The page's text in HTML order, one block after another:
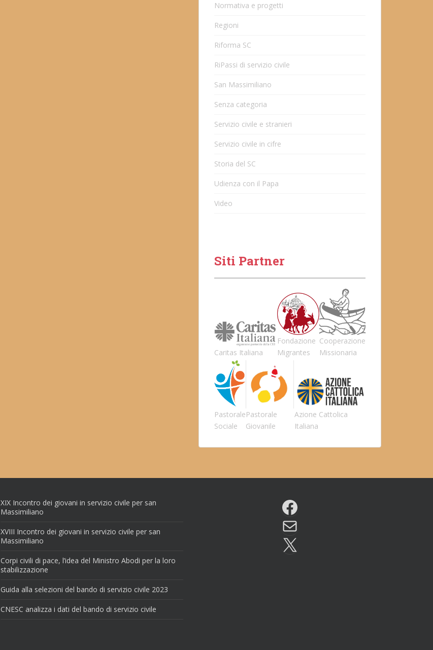
Normativa e progetti
Regioni
Riforma SC
RiPassi di servizio civile
San Massimiliano
Senza categoria
Servizio civile e stranieri
Servizio civile in cifre
Storia del SC
Udienza con il Papa
Video
Siti Partner
Caritas Italiana
Fondazione
Migrantes
Cooperazione
Missionaria
Pastorale
Sociale
Pastorale
Giovanile
Azione Cattolica
Italiana
XIX Incontro dei giovani in servizio civile per san
Massimiliano
XVIII Incontro dei giovani in servizio civile per san
Massimiliano
Corpi civili di pace, l’idea del Ministro Abodi per la loro
stabilizzazione
Guida alla selezioni del bando di servizio civile 2023
CNESC analizza i dati del bando di servizio civile
Facebook
Email
X